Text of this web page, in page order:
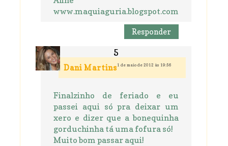
www.maquiaguria.blogspot.com
Responder
Dani Martins 1 de maio de 2012 às 19:56
Finalzinho de feriado e eu
passei aqui só pra deixar um
xero e dizer que a bonequinha
gorduchinha tá uma fofura só!
Muito bom passar aqui!